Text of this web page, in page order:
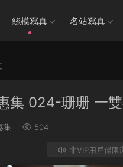
絲模寫真 名站寫真
集 024-珊珊 一
集 504
非VIP用戶僅限